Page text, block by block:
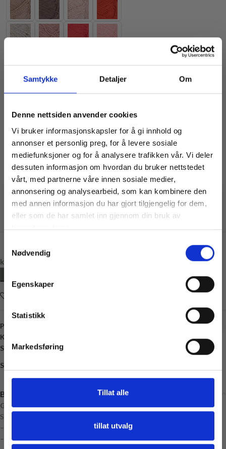
Samtykke Detaljer Om
Denne nettsiden anvender cookies
Vi bruker informasjonskapsler for å gi innhold og
annonser et personlig preg, for å levere sosiale
mediefunksjoner og for å analysere trafikken vår. Vi deler
dessuten informasjon om hvordan du bruker nettstedet
vårt, med partnerne våre innen sosiale medier,
annonsering og analysearbeid, som kan kombinere den
med annen informasjon du har gjort tilgjengelig for dem,
eller som de har samlet inn gjennom din bruk av
tjenestene deres.
Nødvendig
Egenskaper
Statistikk
Markedsføring
Tillat alle
tillat utvalg
kr
Produktnummer:
Kategori:
Stikkord: 20 masker
Share:
Beskrivelse
Garnpakke til Milly Skirt – Lang versjon
Strikkepakken inneholder:
– Oppskrift til Milly Skirt (2404 Nr. 8 – inneholder også Milly Sweater)
– Garn til valgt størrelse
Vil du ha
10% rabatt
Email